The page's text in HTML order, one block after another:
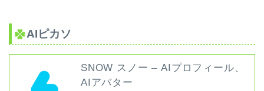
AIピカソ
SNOW スノー – AIプロフィール、
AIアバター